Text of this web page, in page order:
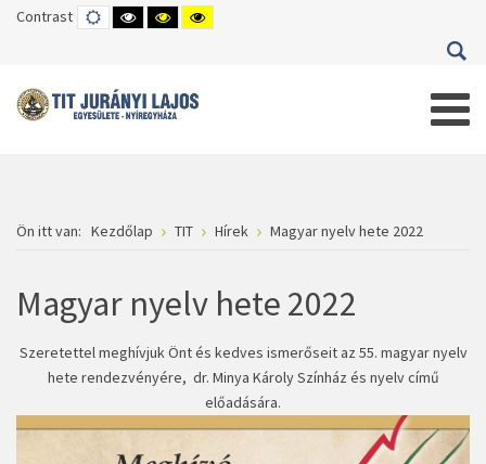
Contrast DEFAULT
MODE
HIGH
CONTRAST
HIGH
CONTRAST
HIGH
CONTRAST
Ön itt van: Kezdőlap TIT Hírek Magyar nyelv hete 2022
Magyar nyelv hete 2022
Szeretettel meghívjuk Önt és kedves ismerőseit az 55. magyar nyelv
hete rendezvényére, dr. Minya Károly Színház és nyelv című
előadására.